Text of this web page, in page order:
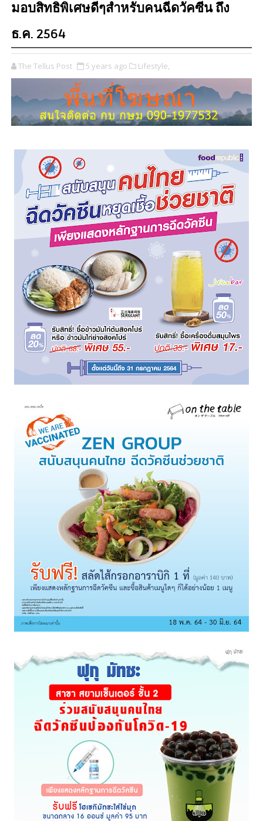
มอบสิทธิพิเศษดีๆสำหรับคนฉีดวัคซีน ถึง
ธ.ค. 2564
The Tellus Post 5 years ago Lifestyle,